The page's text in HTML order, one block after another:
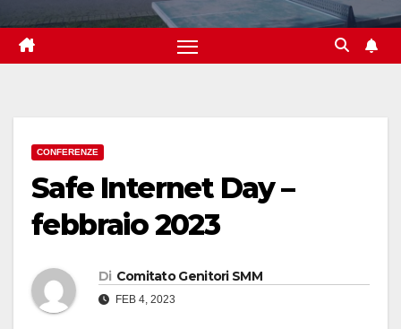
CONFERENZE
Safe Internet Day –
febbraio 2023
Di Comitato Genitori SMM
FEB 4, 2023